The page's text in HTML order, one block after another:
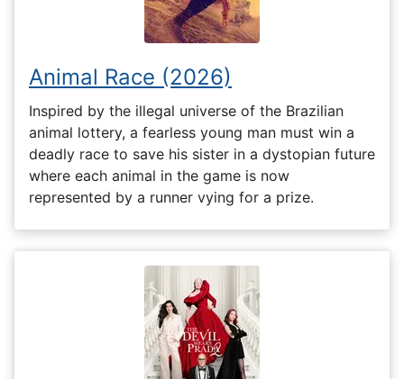
Animal Race (2026)
Inspired by the illegal universe of the Brazilian
animal lottery, a fearless young man must win a
deadly race to save his sister in a dystopian future
where each animal in the game is now
represented by a runner vying for a prize.